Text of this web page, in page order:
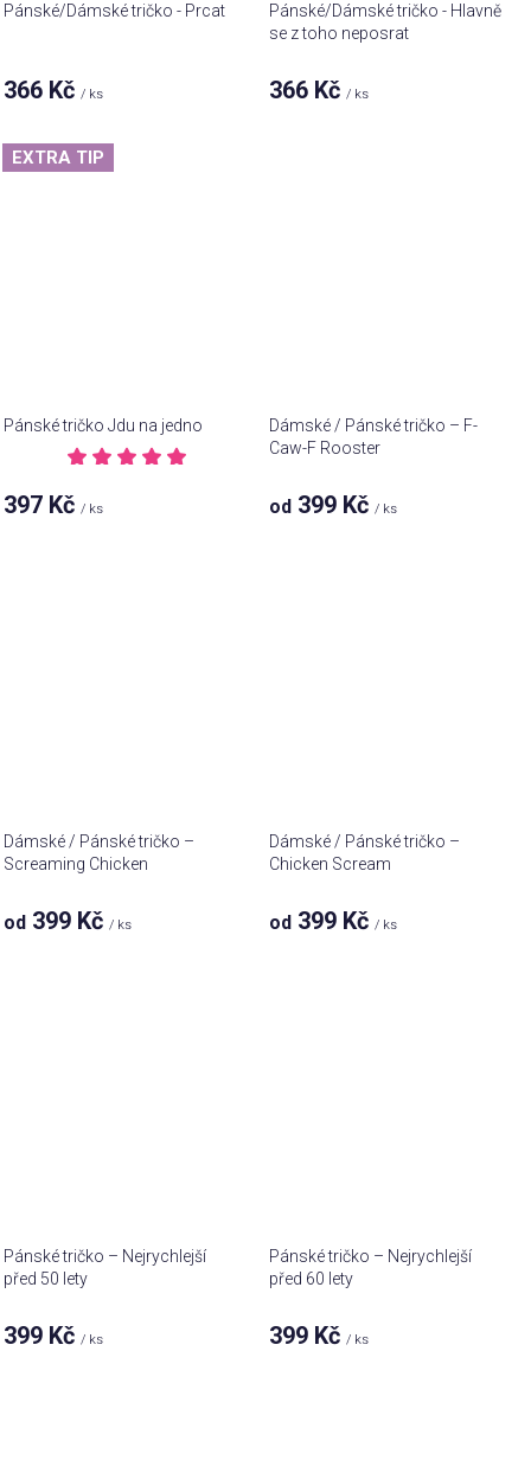
Pánské/Dámské tričko - Prcat
366 Kč / ks
Pánské/Dámské tričko - Hlavně
se z toho neposrat
366 Kč / ks
EXTRA TIP
Pánské tričko Jdu na jedno
hodnocení
produktu
397 Kč/ ks
Dámské / Pánské tričko – F-
Caw-F Rooster
od 399 Kč/ ks
Dámské / Pánské tričko –
Screaming Chicken
od 399 Kč / ks
Dámské / Pánské tričko –
Chicken Scream
od 399 Kč / ks
Pánské tričko – Nejrychlejší
před 50 lety
399 Kč/ ks
Pánské tričko – Nejrychlejší
před 60 lety
399 Kč/ ks